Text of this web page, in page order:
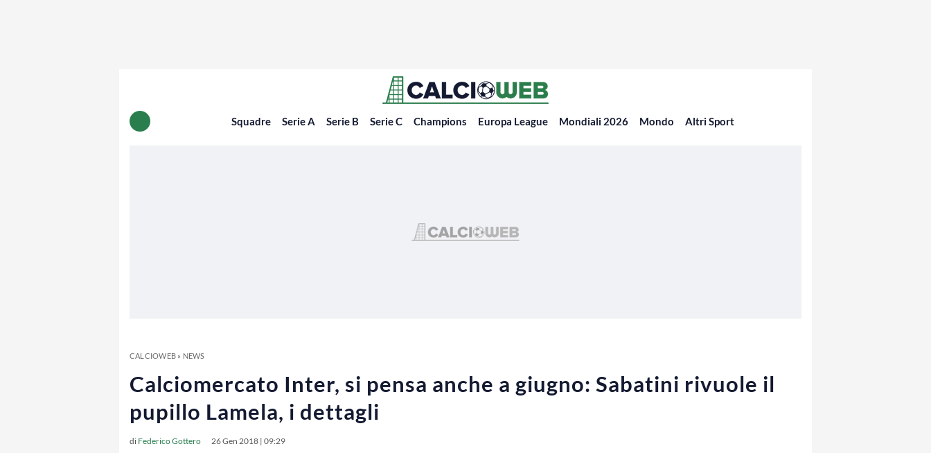
Squadre Serie A Serie B Serie C Champions Europa League Mondiali 2026 Mondo Altri Sport
CALCIOWEB» NEWS
Calciomercato Inter, si pensa anche a giugno: Sabatini rivuole il
pupillo Lamela, i dettagli
di Federico Gottero 26 Gen 2018 | 09:29